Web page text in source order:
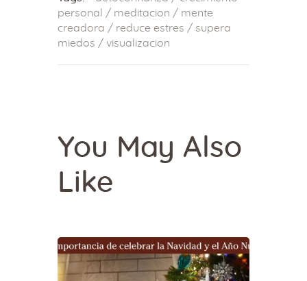
personal
/ meditacion / mente
creadora / reduce estres / supera
miedos / visualizacion
You May Also
Like